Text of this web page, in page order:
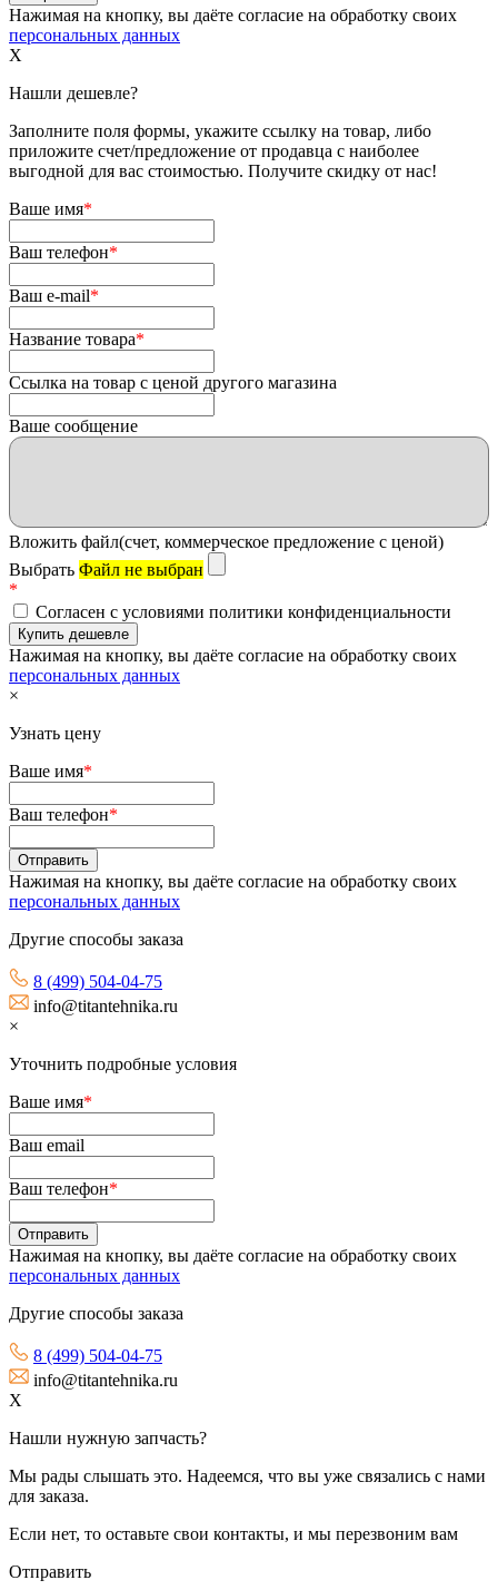
Нажимая на кнопку, вы даёте согласие на обработку своих
персональных данных
X
Нашли дешевле?
Заполните поля формы, укажите ссылку на товар, либо
приложите счет/предложение от продавца с наиболее
выгодной для вас стоимостью. Получите скидку от нас!
Ваше имя*
Ваш телефон*
Ваш e-mail*
Название товара*
Ссылка на товар с ценой другого магазина
Ваше сообщение
Вложить файл(счет, коммерческое предложение с ценой)
Выбрать Файл не выбран
*
Согласен с условиями политики конфиденциальности
Нажимая на кнопку, вы даёте согласие на обработку своих
персональных данных
×
Узнать цену
Ваше имя*
Ваш телефон*
Нажимая на кнопку, вы даёте согласие на обработку своих
персональных данных
Другие способы заказа
8 (499) 504-04-75
info@titantehnika.ru
×
Уточнить подробные условия
Ваше имя*
Ваш email
Ваш телефон*
Нажимая на кнопку, вы даёте согласие на обработку своих
персональных данных
Другие способы заказа
8 (499) 504-04-75
info@titantehnika.ru
X
Нашли нужную запчасть?
Мы рады слышать это. Надеемся, что вы уже связались с нами
для заказа.
Если нет, то оставьте свои контакты, и мы перезвоним вам
Отправить